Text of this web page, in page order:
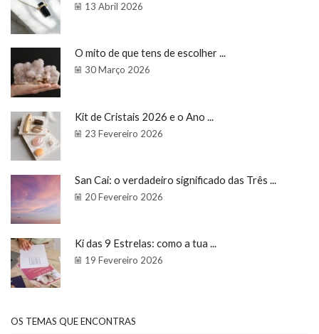
13 Abril 2026
O mito de que tens de escolher ...
30 Março 2026
Kit de Cristais 2026 e o Ano ...
23 Fevereiro 2026
San Cai: o verdadeiro significado das Três ...
20 Fevereiro 2026
Ki das 9 Estrelas: como a tua ...
19 Fevereiro 2026
OS TEMAS QUE ENCONTRAS